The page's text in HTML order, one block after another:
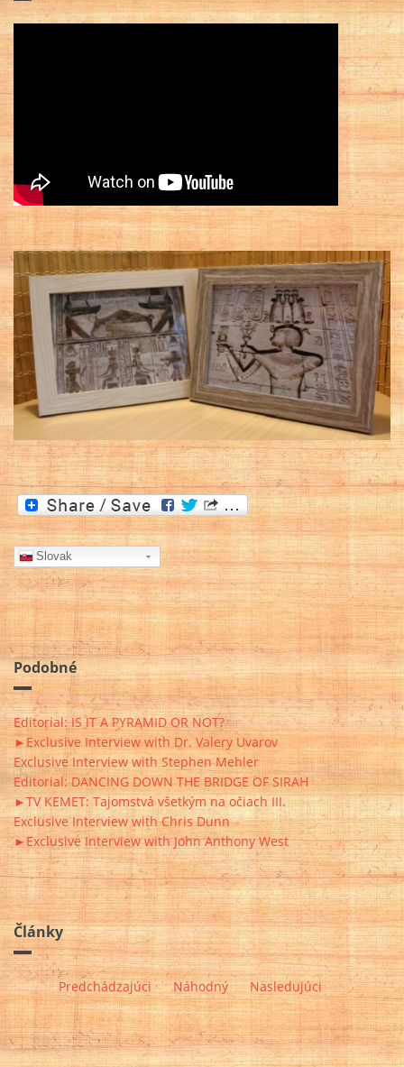
Slovak
Podobné
Editorial: IS IT A PYRAMID OR NOT?
►Exclusive Interview with Dr. Valery Uvarov
Exclusive Interview with Stephen Mehler
Editorial: DANCING DOWN THE BRIDGE OF SIRAH
►TV KEMET: Tajomstvá všetkým na očiach III.
Exclusive Interview with Chris Dunn
►Exclusive Interview with John Anthony West
Články
Predchádzajúci Náhodný Nasledujúci